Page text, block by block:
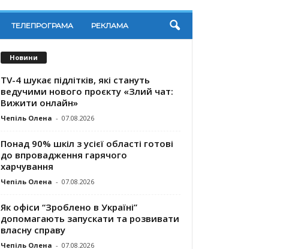
ТЕЛЕПРОГРАМА РЕКЛАМА
Новини
TV-4 шукає підлітків, які стануть
ведучими нового проєкту «Злий чат:
Вижити онлайн»
Чепіль Олена - 07.08.2026
Понад 90% шкіл з усієї області готові
до впровадження гарячого
харчування
Чепіль Олена - 07.08.2026
Як офіси “Зроблено в Україні”
допомагають запускaти та розвивати
власну справу
Чепіль Олена - 07.08.2026